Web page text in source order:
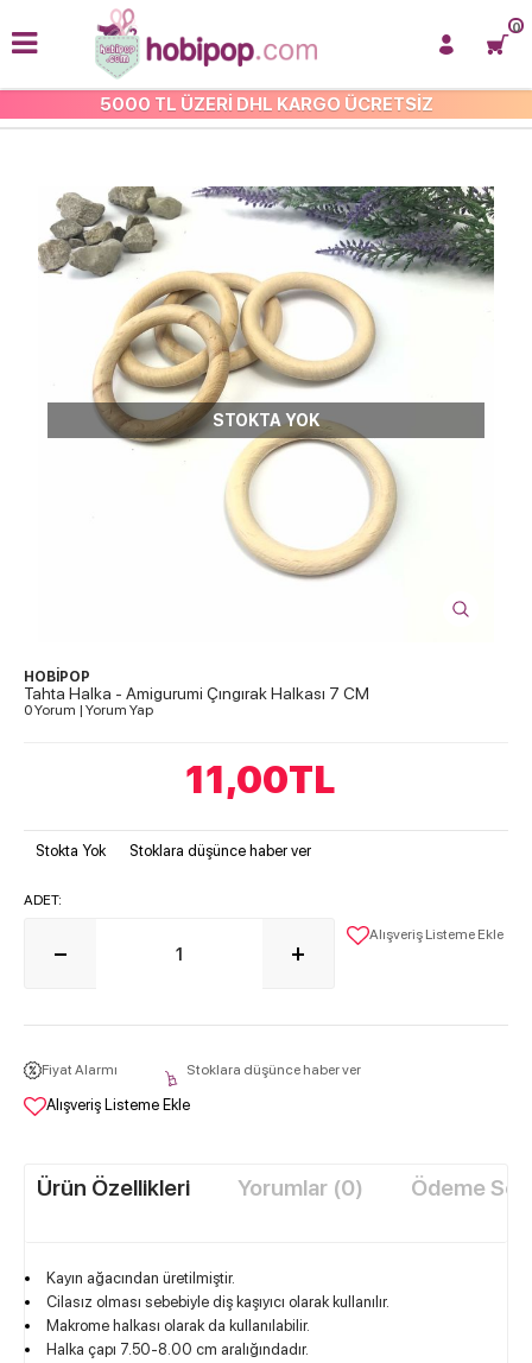
5000 TL ÜZERİ DHL KARGO ÜCRETSİZ
0
TAHTA HALKALAR
STOKTA YOK
HOBİPOP
Tahta Halka - Amigurumi Çıngırak Halkası 7 CM
0 Yorum | Yorum Yap
11,00TL
Stokta Yok Stoklara düşünce haber ver
ADET:
Alışveriş Listeme Ekle
Fiyat Alarmı Stoklara düşünce haber ver
Alışveriş Listeme Ekle
Ürün Özellikleri Yorumlar (0) Ödeme
​Kayın ağacından üretilmiştir.
Cilasız olması sebebiyle diş kaşıyıcı olarak kullanılır.
Makrome halkası olarak da kullanılabilir.
Halka çapı 7.50-8.00 cm aralığındadır.